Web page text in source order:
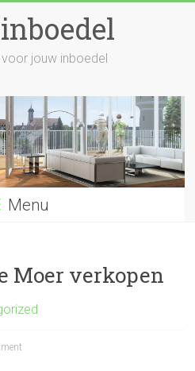
jouw inboedel
Menu
Moer verkopen